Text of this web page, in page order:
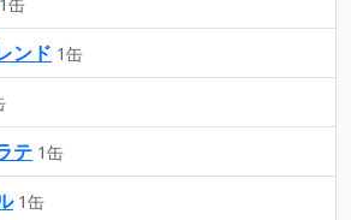
ンド 1缶
テ 1缶
1缶